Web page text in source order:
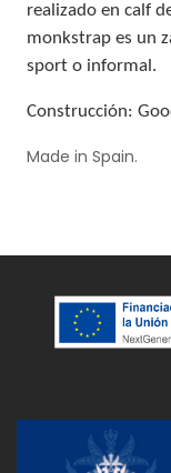
realizado en calf
monkstrap es un
sport o informal.
Construcción:
Made in Spain.